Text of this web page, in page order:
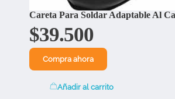
Careta Para Soldar Adaptable Al
$39.500
Compra ahora
Añadir al carrito